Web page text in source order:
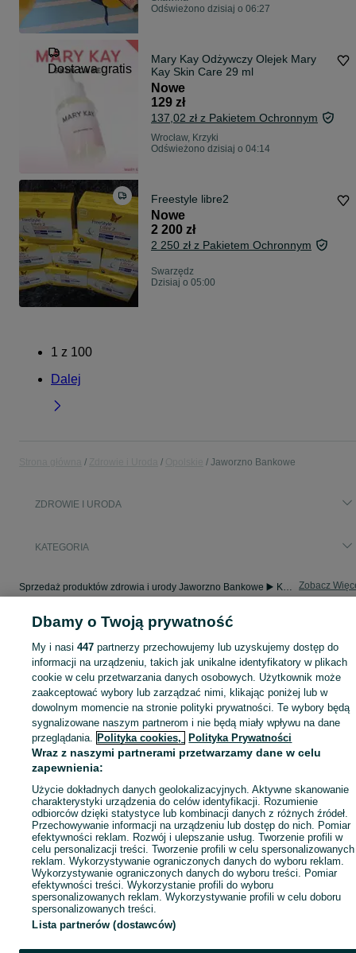
Odświeżono dzisiaj o 06:27
Dostawa gratis
Mary Kay Odżywczy Olejek Mary
Kay Skin Care 29 ml
Nowe
129 zł
137,02 zł z Pakietem Ochronnym
Wrocław, Krzyki
Odświeżono dzisiaj o 04:14
Freestyle libre2
Nowe
2 200 zł
2 250 zł z Pakietem Ochronnym
Swarzędz
Dzisiaj o 05:00
1 z 100
Dalej
Jaworzno Bankowe
ZDROWIE I URODA
KATEGORIA
Sprzedaż produktów zdrowia i urody Jaworzno Bankowe ▶️ Kosmetyki, perfumy, sprzęt medyczny ✅ Nowe i używane w najlepszych cenach ☝ Znajdź ogłoszenia na OLX.pl! Zobacz
Mapa kategorii
Mapa miejscowości
Mapa ministron
Popularne wyszukiwania
Dbamy o Twoją prywatność
My i nasi447 partnerzy przechowujemy lub uzyskujemy dostęp do
informacji na urządzeniu, takich jak unikalne identyfikatory w plikach
cookie w celu przetwarzania danych osobowych. Użytkownik może
zaakceptować wybory lub zarządzać nimi, klikając poniżej lub w
dowolnym momencie na stronie polityki prywatności. Te wybory będą
sygnalizowane naszym partnerom i nie będą miały wpływu na dane
przeglądania. Polityka cookies, Polityka Prywatności
Wraz z naszymi partnerami przetwarzamy dane w celu
zapewnienia:
Użycie dokładnych danych geolokalizacyjnych. Aktywne skanowanie
charakterystyki urządzenia do celów identyfikacji. Rozumienie
odbiorców dzięki statystyce lub kombinacji danych z różnych źródeł.
Przechowywanie informacji na urządzeniu lub dostęp do nich. Pomiar
efektywności reklam. Rozwój i ulepszanie usług. Tworzenie profili w
celu personalizacji treści. Tworzenie profili w celu spersonalizowanych
reklam. Wykorzystywanie ograniczonych danych do wyboru reklam.
Wykorzystywanie ograniczonych danych do wyboru treści. Pomiar
efektywności treści. Wykorzystanie profili do wyboru
spersonalizowanych reklam. Wykorzystywanie profili w celu doboru
spersonalizowanych treści.
Lista partnerów (dostawców)